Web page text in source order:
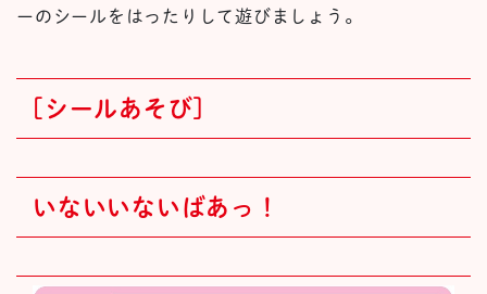
ーのシールをはったりして遊びましょう。
[シールあそび]
いないいないばあっ！